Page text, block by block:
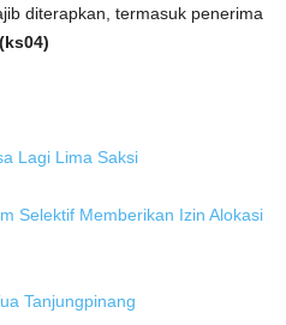
diterapkan, termasuk penerima
(ks04)
Lagi Lima Saksi
Selektif Memberikan Izin Alokasi
Tanjungpinang